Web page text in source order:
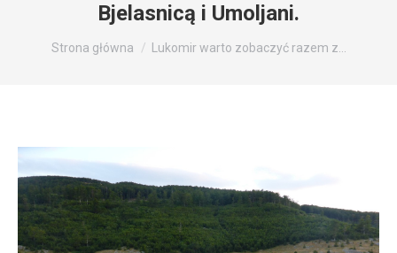
Bjelasnicą i Umoljani.
Jesteś tutaj:
Strona główna Lukomir warto zobaczyć razem z…